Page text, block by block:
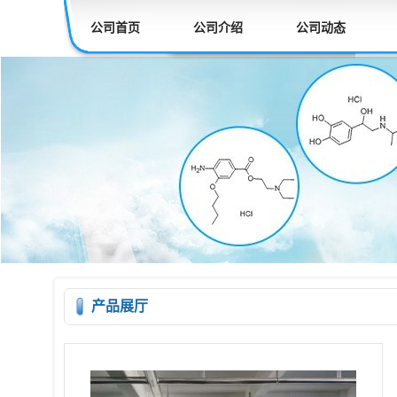
公司首页 公司介绍 公司动态
产品展厅